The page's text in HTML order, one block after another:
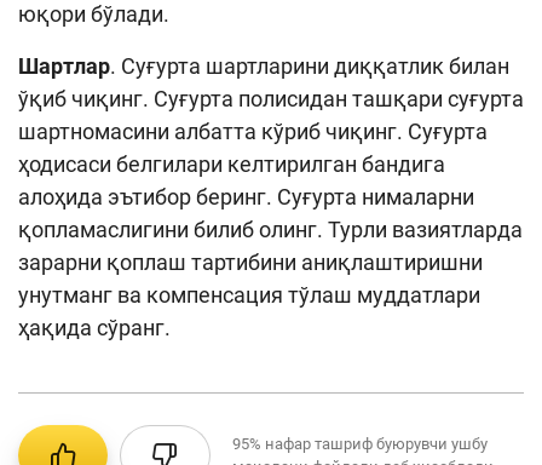
юқори бўлади.
Шартлар. Суғурта шартларини диққатлик билан
ўқиб чиқинг. Суғурта полисидан ташқари суғурта
шартномасини албатта кўриб чиқинг. Суғурта
ҳодисаси белгилари келтирилган бандига
алоҳида эътибор беринг. Суғурта нималарни
қопламаслигини билиб олинг. Турли вазиятларда
зарарни қоплаш тартибини аниқлаштиришни
унутманг ва компенсация тўлаш муддатлари
ҳақида сўранг.
95% нафар ташриф буюрувчи ушбу